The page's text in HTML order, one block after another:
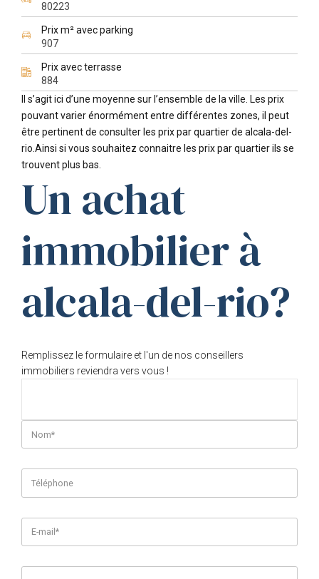
80223
Prix m² avec parking
907
Prix avec terrasse
884
Il s’agit ici d’une moyenne sur l’ensemble de la ville. Les prix
pouvant varier énormément entre différentes zones, il peut
être pertinent de consulter les prix par quartier de alcala-del-
rio.Ainsi si vous souhaitez connaitre les prix par quartier ils se
trouvent plus bas.
Un achat
immobilier à
alcala-del-rio?
Remplissez le formulaire et l'un de nos conseillers
immobiliers reviendra vers vous !